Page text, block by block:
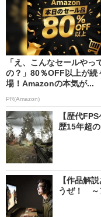
「え、こんなセールやっ
の？」80％OFF以上が続
場！Amazonの本気が...
PR(Amazon)
【歴代
歴15年超
【作品解
うぜ！ ～